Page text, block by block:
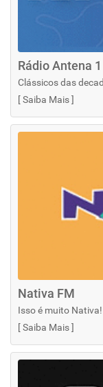
Rádio Antena 1
Clássicos das
[Saiba Mais]
Nativa FM
Isso é muito Nativa!
[Saiba Mais]